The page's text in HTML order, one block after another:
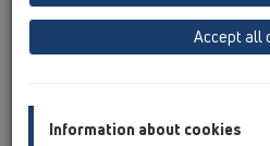
Обзор продукта
Accept all
Information about cookies